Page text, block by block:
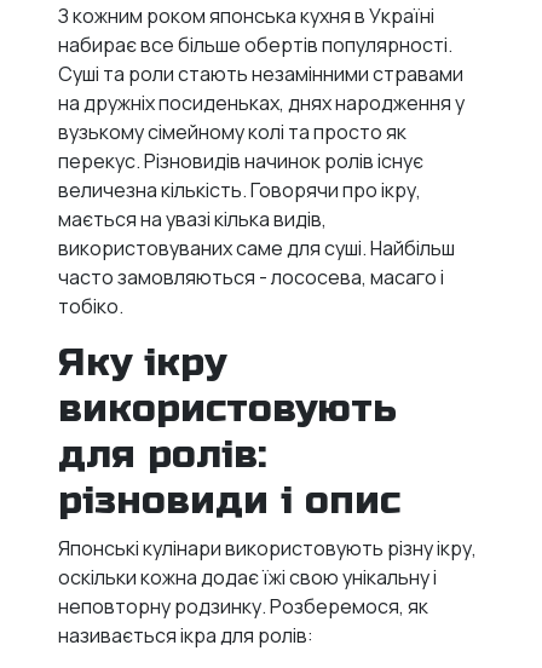
З кожним роком японська кухня в Україні
набирає все більше обертів популярності.
Суші та роли стають незамінними стравами
на дружніх посиденьках, днях народження у
вузькому сімейному колі та просто як
перекус. Різновидів начинок ролів існує
величезна кількість. Говорячи про ікру,
мається на увазі кілька видів,
використовуваних саме для суші. Найбільш
часто замовляються - лососева, масаго і
тобіко.
Яку ікру
використовують
для ролів:
різновиди і опис
Японські кулінари використовують різну ікру,
оскільки кожна додає їжі свою унікальну і
неповторну родзинку. Розберемося, як
називається ікра для ролів: